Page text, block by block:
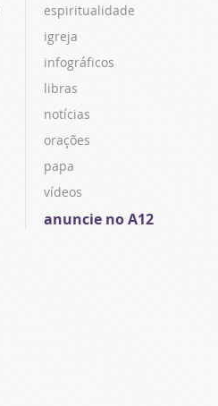
espiritualidade
igreja
infográficos
libras
notícias
orações
papa
vídeos
anuncie no A12